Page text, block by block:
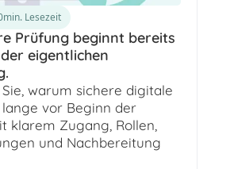
min. Lesezeit
Prüfung beginnt bereits
eigentlichen
warum sichere digitale
vor Beginn der
klarem Zugang, Rollen,
und Nachbereitung